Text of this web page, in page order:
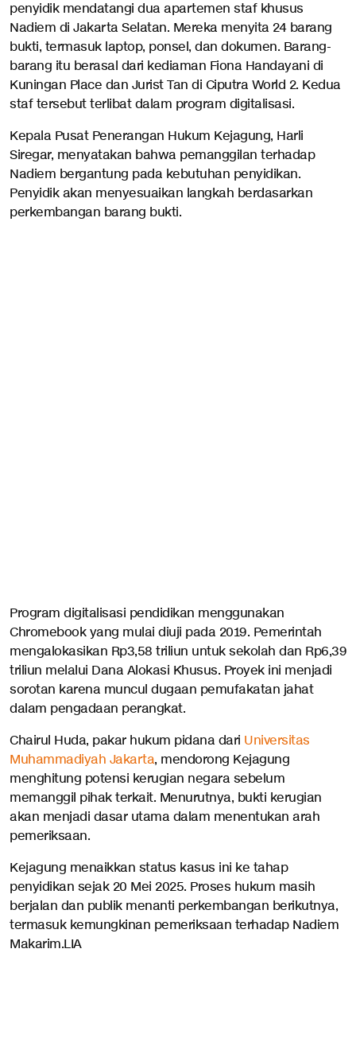
penyidik mendatangi dua apartemen staf khusus
Nadiem di Jakarta Selatan. Mereka menyita 24 barang
bukti, termasuk laptop, ponsel, dan dokumen. Barang-
barang itu berasal dari kediaman Fiona Handayani di
Kuningan Place dan Jurist Tan di Ciputra World 2. Kedua
staf tersebut terlibat dalam program digitalisasi.
Kepala Pusat Penerangan Hukum Kejagung, Harli
Siregar, menyatakan bahwa pemanggilan terhadap
Nadiem bergantung pada kebutuhan penyidikan.
Penyidik akan menyesuaikan langkah berdasarkan
perkembangan barang bukti.
Program digitalisasi pendidikan menggunakan
Chromebook yang mulai diuji pada 2019. Pemerintah
mengalokasikan Rp3,58 triliun untuk sekolah dan Rp6,39
triliun melalui Dana Alokasi Khusus. Proyek ini menjadi
sorotan karena muncul dugaan pemufakatan jahat
dalam pengadaan perangkat.
Chairul Huda, pakar hukum pidana dari Universitas
Muhammadiyah Jakarta, mendorong Kejagung
menghitung potensi kerugian negara sebelum
memanggil pihak terkait. Menurutnya, bukti kerugian
akan menjadi dasar utama dalam menentukan arah
pemeriksaan.
Kejagung menaikkan status kasus ini ke tahap
penyidikan sejak 20 Mei 2025. Proses hukum masih
berjalan dan publik menanti perkembangan berikutnya,
termasuk kemungkinan pemeriksaan terhadap Nadiem
Makarim.LIA